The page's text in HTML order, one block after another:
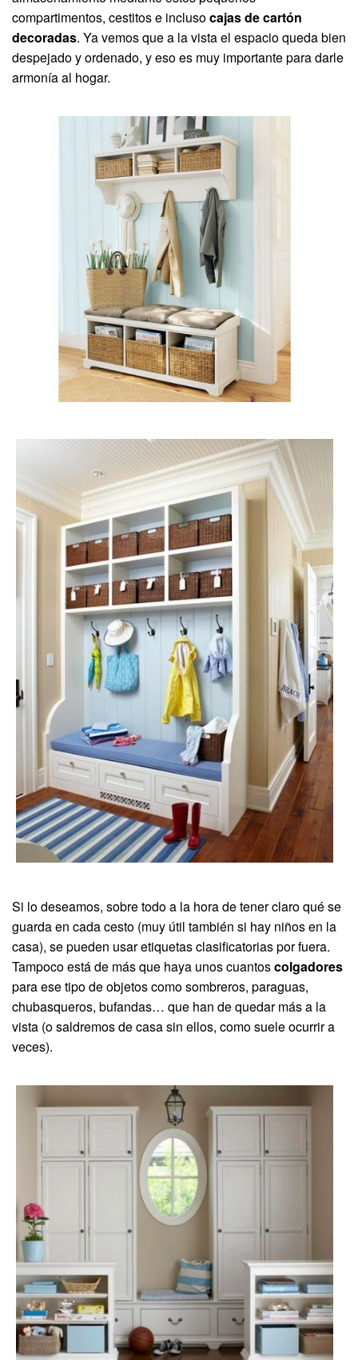
compartimentos, cestitos e incluso cajas de cartón
decoradas. Ya vemos que a la vista el espacio queda bien
despejado y ordenado, y eso es muy importante para darle
armonía al hogar.
Si lo deseamos, sobre todo a la hora de tener claro qué se
guarda en cada cesto (muy útil también si hay niños en la
casa), se pueden usar etiquetas clasificatorias por fuera.
Tampoco está de más que haya unos cuantoscolgadores
para ese tipo de objetos como sombreros, paraguas,
chubasqueros, bufandas… que han de quedar más a la
vista (o saldremos de casa sin ellos, como suele ocurrir a
veces).